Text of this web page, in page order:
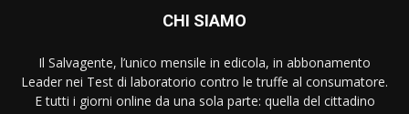
CHI SIAMO
Il Salvagente, l’unico mensile in edicola, in abbonamento
Leader nei Test di laboratorio contro le truffe al consumatore.
E tutti i giorni online da una sola parte: quella del cittadino